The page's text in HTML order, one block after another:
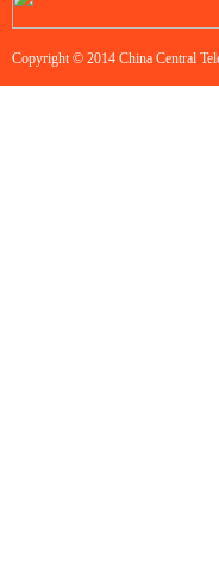
Copyright © 2014 China Central